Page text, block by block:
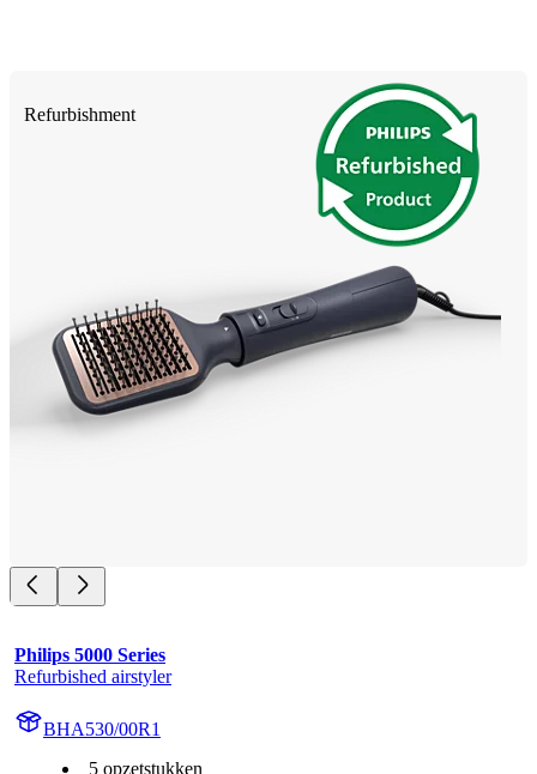
Refurbishment
Philips 5000 Series
Refurbished airstyler
BHA530/00R1
5 opzetstukken